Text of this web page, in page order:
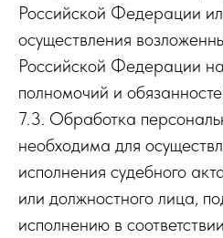
Российской Федерации
осуществления
Российской Федерации
полномочий и
7.3. Обработка
необходима для
исполнения судебного
или должностного лица,
исполнению в